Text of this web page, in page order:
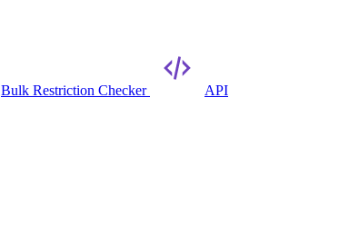
Bulk Restriction Checker
API